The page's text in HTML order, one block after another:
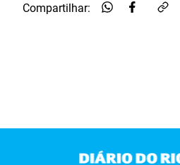
Compartilhar: